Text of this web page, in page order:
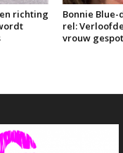
richting
Bonnie
rel:
vrouw